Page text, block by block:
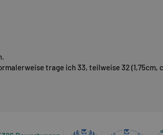
trage ich 33, teilweise 32